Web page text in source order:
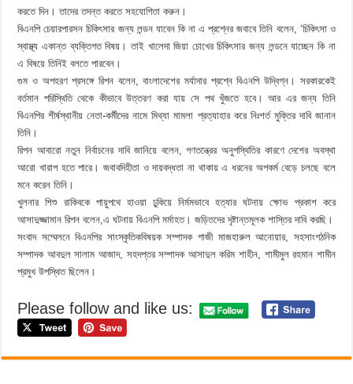
করতে দিন। তাদের তদন্ত করতে সহযোগিতা করুন।
বিএনপি চেয়ারপারসন চিকিৎসার জন্য লন্ডন যাবেন কি না এ প্রশ্নের জবাবে তিনি বলেন, ‘চিকিৎসা ও
স্বাস্থ্য একান্ত ব্যক্তিগত বিষয়। তাই খালেদা জিয়া চোখের চিকিৎসার জন্য লন্ডনে যাচ্ছেন কি না
এ বিষয়ে তিনিই বলতে পারবেন।
গুম ও অপহরণ প্রসঙ্গে রিপন বলেন, বাংলাদেশের মর্যাদার প্রশ্নে বিএনপি উদ্বিগ্ন। সরকারকেই
বর্তমান পরিস্থিতি থেকে কীভাবে উত্তরণ করা যায় সে পথ খুঁজতে হবে। আর এর জন্য তিনি
বিএনপির শীর্ষস্থানীয় নেতা-কর্মীদের নামে মিথ্যা মামলা প্রত্যাহার করে নিঃশর্ত মুক্তির দাবি জানান
তিনি।
রিপন আবারো নতুন নির্বাচনের দাবি জানিয়ে বলেন, গণতন্ত্রের অনুপস্থিতির কারণে দেশের অবস্থা
আরো খারাপ হতে পারে। জবাবদিহীতা ও দায়বদ্ধতা না থাকায় এ ধরনের অপকর্ম বেড়ে চলছে বলে
মনে করেন তিনি।
খুলনার শিশু রাকিবকে পায়ুপথে হাওয়া ঢুকিয়ে নির্মমভাবে হত্যার ঘটনায় ক্ষোভ প্রকাশ করে
আসাদুজ্জামান রিপন বলেন,এ ঘটনায় বিএনপি মর্মাহত। জড়িতদের দৃষ্টান্তমূলক শাস্তির দাবি করছি।
সংবাদ সম্মেলনে বিএনপির সাংস্কৃতিকবিষয়ক সম্পাদক গাজী মাজহারুল আনোয়ার, সহসাংগঠনিক
সম্পাদক আবদুল সালাম আজাদ, সহদপ্তর সম্পাদক আসাদুল করিম শাহীন, শামীমুল রহমান শামীন
প্রমুখ উপস্থিত ছিলেন।
Please follow and like us: